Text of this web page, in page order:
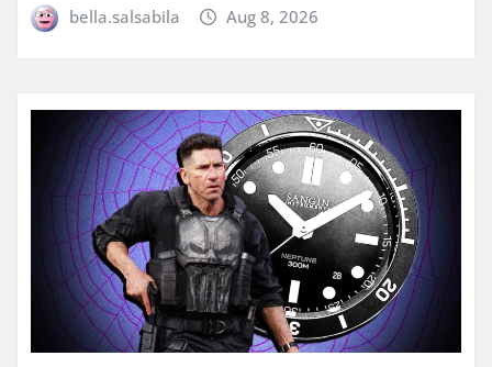
bella.salsabila Aug 8, 2026